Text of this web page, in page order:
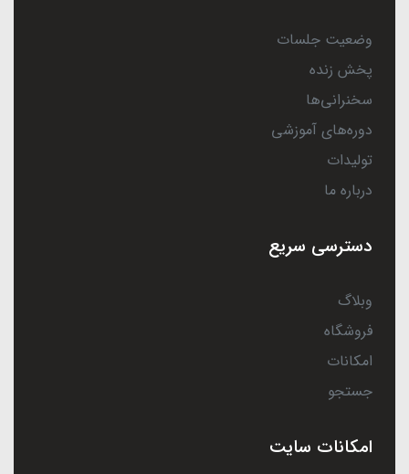
وضعیت جلسات
پخش زنده
سخنرانی‌ها
دوره‌های آموزشی
تولیدات
درباره ما
دسترسی سریع
وبلاگ
فروشگاه
امکانات
جستجو
امکانات سایت